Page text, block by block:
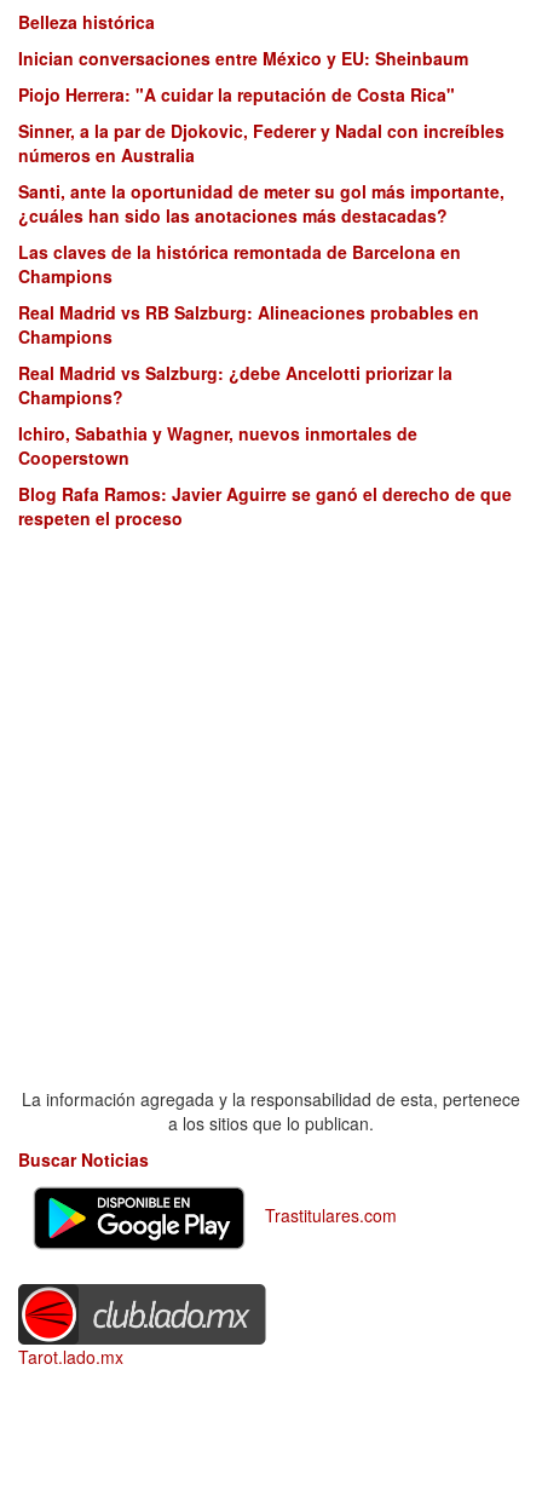
Belleza histórica
Inician conversaciones entre México y EU: Sheinbaum
Piojo Herrera: "A cuidar la reputación de Costa Rica"
Sinner, a la par de Djokovic, Federer y Nadal con increíbles
números en Australia
Santi, ante la oportunidad de meter su gol más importante,
¿cuáles han sido las anotaciones más destacadas?
Las claves de la histórica remontada de Barcelona en
Champions
Real Madrid vs RB Salzburg: Alineaciones probables en
Champions
Real Madrid vs Salzburg: ¿debe Ancelotti priorizar la
Champions?
Ichiro, Sabathia y Wagner, nuevos inmortales de
Cooperstown
Blog Rafa Ramos: Javier Aguirre se ganó el derecho de que
respeten el proceso
La información agregada y la responsabilidad de esta, pertenece
a los sitios que lo publican.
Buscar Noticias
Trastitulares.com
Tarot.lado.mx